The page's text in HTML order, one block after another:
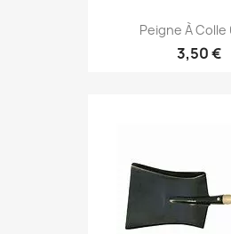
Peigne À Colle
3,50 €